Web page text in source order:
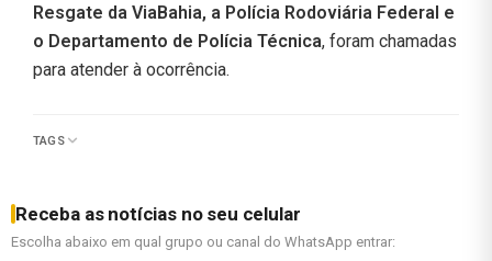
Resgate da ViaBahia, a Polícia Rodoviária Federal e
o Departamento de Polícia Técnica, foram chamadas
para atender à ocorrência.
TAGS
Receba as notícias no seu celular
Escolha abaixo em qual grupo ou canal do WhatsApp entrar: